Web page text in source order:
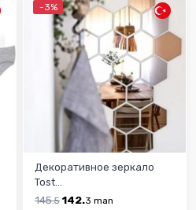
-3%
Декоративное зеркало
Tost...
145.5 142.3 man